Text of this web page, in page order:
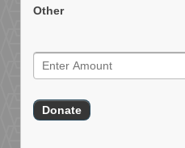
Other